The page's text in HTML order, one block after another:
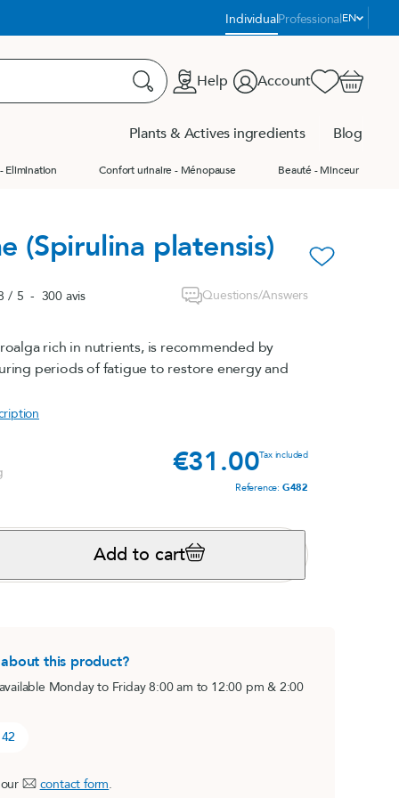
IndividualProfessional
Language:
EN
Search
Help AccountFavorites
Cart
Nervous system
View product
Plants & Actives ingredients Blog
Elimination Confort urinaire - Ménopause Beauté - Minceur
(Spirulina platensis) favorite_border
/ 5 - 300 avis Questions/Answers
rich in nutrients, is recommended by
periods of fatigue to restore energy and
Price
€31.00Tax included
Reference: G482
Add to cart
this product?
Monday to Friday 8:00 am to 12:00 pm & 2:00
contact form.